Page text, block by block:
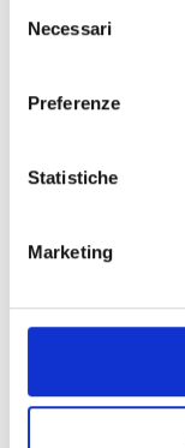
delNecessari
Preferenze
Statistiche
Marketing
Open
Beach